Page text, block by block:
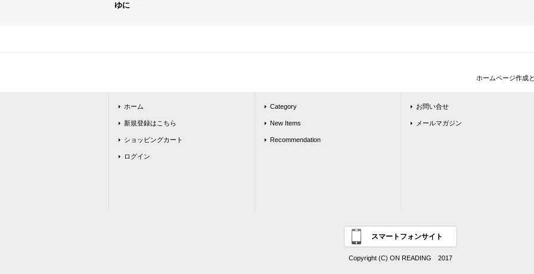
ゆに
ホームページ作成
ホーム
新規登録はこちら
ショッピングカート
ログイン
Category
New Items
Recommendation
お問い合せ
メールマガジン
スマートフォンサイト
Copyright (C) ON READING 2017